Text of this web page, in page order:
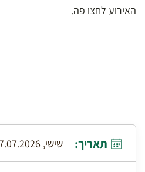
האירוע לחצו פה.
תאריך: שישי, 17.07.2026, ג אב תשפ"ו